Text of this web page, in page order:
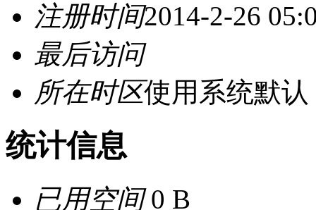
注册时间2014-2-26
最后访问
所在时区使用系统默认
统计信息
已用空间0 B